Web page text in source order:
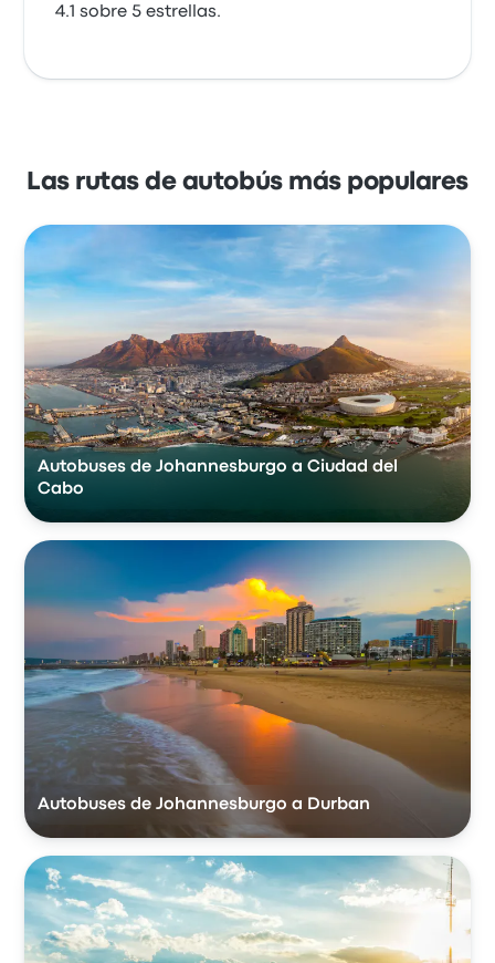
4.1 sobre 5 estrellas.
Las rutas de autobús más populares
Autobuses de Johannesburgo a Ciudad del
Cabo
Autobuses de Johannesburgo a Durban